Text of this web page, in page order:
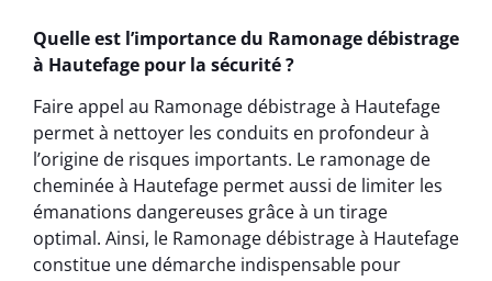
Quelle est l’importance du Ramonage débistrage
à Hautefage pour la sécurité ?
Faire appel au Ramonage débistrage à Hautefage
permet à nettoyer les conduits en profondeur à
l’origine de risques importants. Le ramonage de
cheminée à Hautefage permet aussi de limiter les
émanations dangereuses grâce à un tirage
optimal. Ainsi, le Ramonage débistrage à Hautefage
constitue une démarche indispensable pour